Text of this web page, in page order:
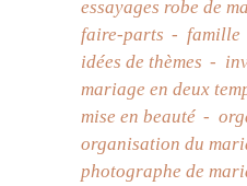
essayages robe de
faire-parts
famille
idées de thèmes
mariage en deux
mise en beauté
organisation du
photographe de